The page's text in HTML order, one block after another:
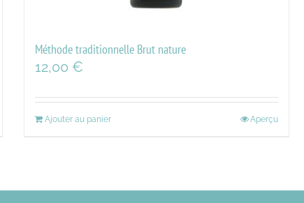
Méthode traditionnelle Brut nature
12,00 €
Ajouter au panier Aperçu